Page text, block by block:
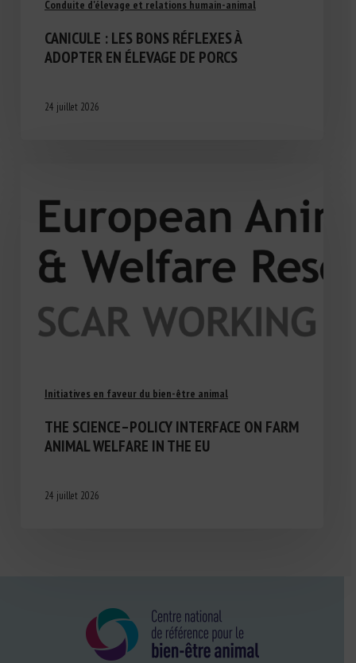
Conduite d'élevage et relations humain-animal
CANICULE : LES BONS RÉFLEXES À
ADOPTER EN ÉLEVAGE DE PORCS
24 juillet 2026
Initiatives en faveur du bien-être animal
THE SCIENCE–POLICY INTERFACE ON FARM
ANIMAL WELFARE IN THE EU
24 juillet 2026